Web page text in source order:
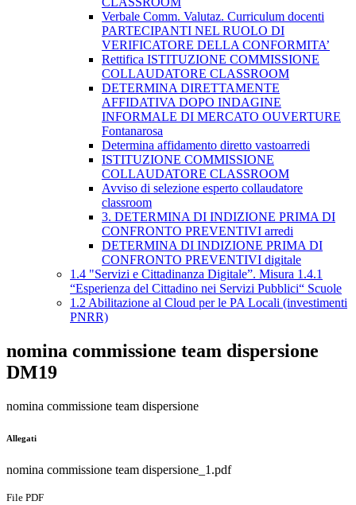
Verbale Comm. Valutaz. Curriculum docenti
PARTECIPANTI NEL RUOLO DI
VERIFICATORE DELLA CONFORMITA’
Rettifica ISTITUZIONE COMMISSIONE
COLLAUDATORE CLASSROOM
DETERMINA DIRETTAMENTE
AFFIDATIVA DOPO INDAGINE
INFORMALE DI MERCATO OUVERTURE
Fontanarosa
Determina affidamento diretto vastoarredi
ISTITUZIONE COMMISSIONE
COLLAUDATORE CLASSROOM
Avviso di selezione esperto collaudatore
classroom
3. DETERMINA DI INDIZIONE PRIMA DI
CONFRONTO PREVENTIVI arredi
DETERMINA DI INDIZIONE PRIMA DI
CONFRONTO PREVENTIVI digitale
1.4 "Servizi e Cittadinanza Digitale”. Misura 1.4.1
“Esperienza del Cittadino nei Servizi Pubblici“ Scuole
1.2 Abilitazione al Cloud per le PA Locali (investimenti
PNRR)
nomina commissione team dispersione
DM19
nomina commissione team dispersione
Allegati
nomina commissione team dispersione_1.pdf
File PDF